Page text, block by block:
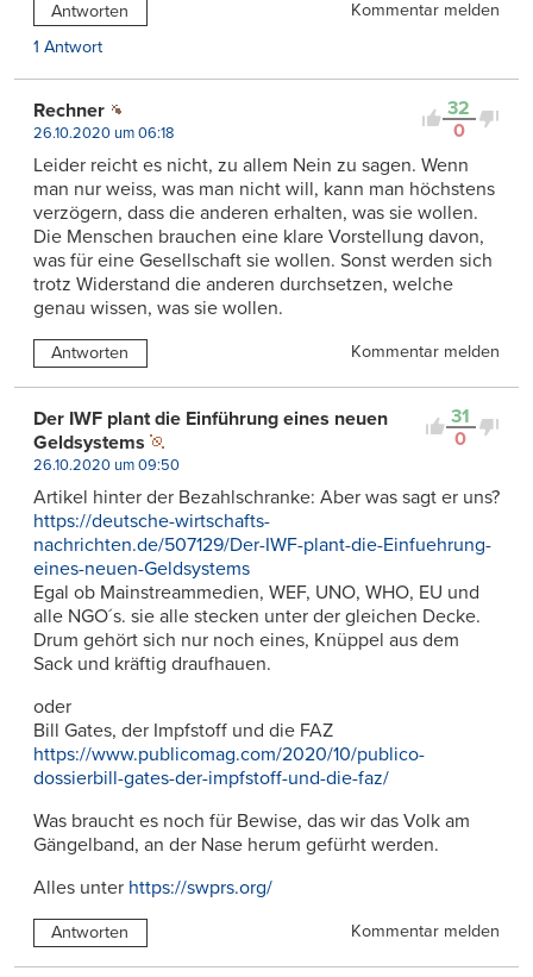
Antworten
Kommentar melden
1 Antwort
32
0
Rechner
26.10.2020 um 06:18
Leider reicht es nicht, zu allem Nein zu sagen. Wenn
man nur weiss, was man nicht will, kann man höchstens
verzögern, dass die anderen erhalten, was sie wollen.
Die Menschen brauchen eine klare Vorstellung davon,
was für eine Gesellschaft sie wollen. Sonst werden sich
trotz Widerstand die anderen durchsetzen, welche
genau wissen, was sie wollen.
Antworten Kommentar melden
31
0
Der IWF plant die Einführung eines neuen
Geldsystems
26.10.2020 um 09:50
Artikel hinter der Bezahlschranke: Aber was sagt er uns?
https://deutsche-wirtschafts-
nachrichten.de/507129/Der-IWF-plant-die-Einfuehrung-
eines-neuen-Geldsystems
Egal ob Mainstreammedien, WEF, UNO, WHO, EU und
alle NGO´s. sie alle stecken unter der gleichen Decke.
Drum gehört sich nur noch eines, Knüppel aus dem
Sack und kräftig draufhauen.
oder
Bill Gates, der Impfstoff und die FAZ
https://www.publicomag.com/2020/10/publico-
dossierbill-gates-der-impfstoff-und-die-faz/
Was braucht es noch für Bewise, das wir das Volk am
Gängelband, an der Nase herum gefürht werden.
Alles unter https://swprs.org/
Antworten Kommentar melden